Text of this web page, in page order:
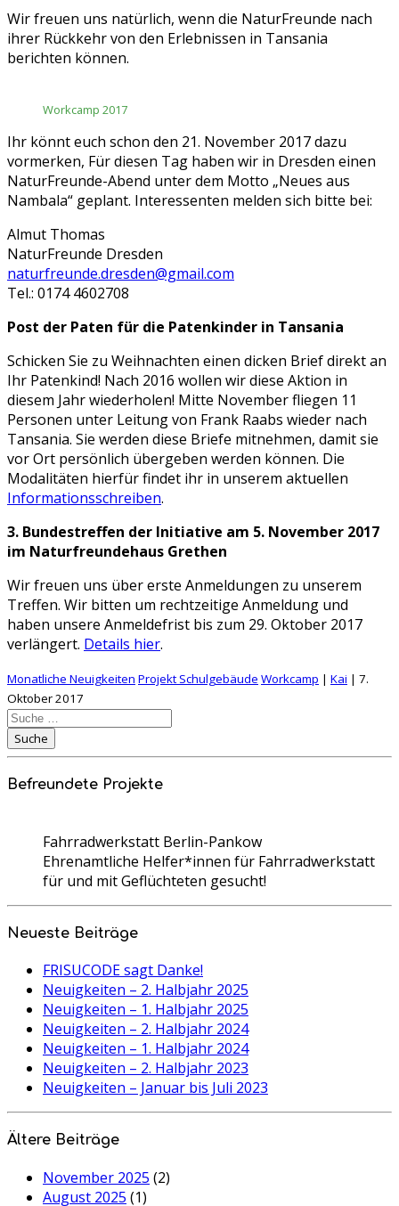
Wir freuen uns natürlich, wenn die NaturFreunde nach
ihrer Rückkehr von den Erlebnissen in Tansania
berichten können.
Workcamp 2017
Ihr könnt euch schon den 21. November 2017 dazu
vormerken, Für diesen Tag haben wir in Dresden einen
NaturFreunde-Abend unter dem Motto „Neues aus
Nambala“ geplant. Interessenten melden sich bitte bei:
Almut Thomas
NaturFreunde Dresden
naturfreunde.dresden@gmail.com
Tel.: 0174 4602708
Post der Paten für die Patenkinder in Tansania
Schicken Sie zu Weihnachten einen dicken Brief direkt an
Ihr Patenkind! Nach 2016 wollen wir diese Aktion in
diesem Jahr wiederholen! Mitte November fliegen 11
Personen unter Leitung von Frank Raabs wieder nach
Tansania. Sie werden diese Briefe mitnehmen, damit sie
vor Ort persönlich übergeben werden können. Die
Modalitäten hierfür findet ihr in unserem aktuellen
Informationsschreiben.
3. Bundestreffen der Initiative am 5. November 2017
im Naturfreundehaus Grethen
Wir freuen uns über erste Anmeldungen zu unserem
Treffen. Wir bitten um rechtzeitige Anmeldung und
haben unsere Anmeldefrist bis zum 29. Oktober 2017
verlängert. Details hier.
Monatliche Neuigkeiten Projekt Schulgebäude Workcamp | Kai | 7.
Oktober 2017
Suche
nach:
Suche
Befreundete Projekte
Fahrradwerkstatt Berlin-Pankow
Ehrenamtliche Helfer*innen für Fahrradwerkstatt
für und mit Geflüchteten gesucht!
Neueste Beiträge
FRISUCODE sagt Danke!
Neuigkeiten – 2. Halbjahr 2025
Neuigkeiten – 1. Halbjahr 2025
Neuigkeiten – 2. Halbjahr 2024
Neuigkeiten – 1. Halbjahr 2024
Neuigkeiten – 2. Halbjahr 2023
Neuigkeiten – Januar bis Juli 2023
Ältere Beiträge
November 2025 (2)
August 2025 (1)